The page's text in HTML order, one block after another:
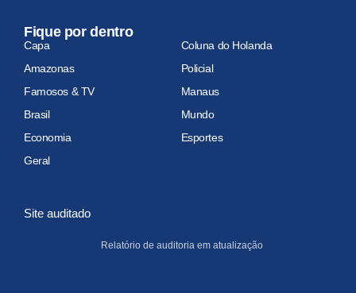
Fique por dentro
Capa
Coluna do Holanda
Amazonas
Policial
Famosos & TV
Manaus
Brasil
Mundo
Economia
Esportes
Geral
Site auditado
Relatório de auditoria em atualização